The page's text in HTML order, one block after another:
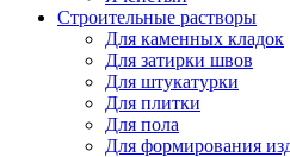
Строительные растворы
Для каменных кладок
Для затирки швов
Для штукатурки
Для плитки
Для пола
Для формирования